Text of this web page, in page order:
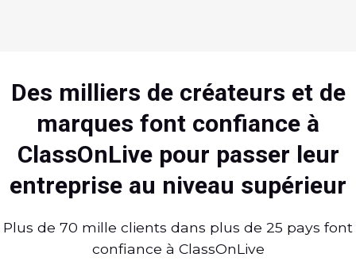
Des milliers de créateurs et de
marques font confiance à
ClassOnLive pour passer leur
entreprise au niveau supérieur
Plus de 70 mille clients dans plus de 25 pays font
confiance à ClassOnLive